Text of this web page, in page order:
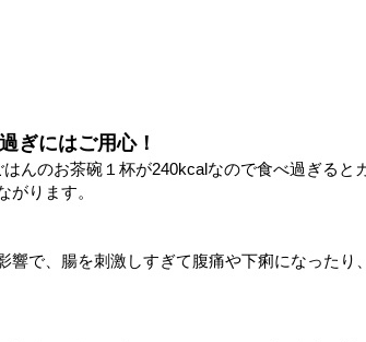
ぎにはご用心！
んのお茶碗１杯が240kcalなので食べ過ぎると
がります。
響で、腸を刺激しすぎて腹痛や下痢になったり